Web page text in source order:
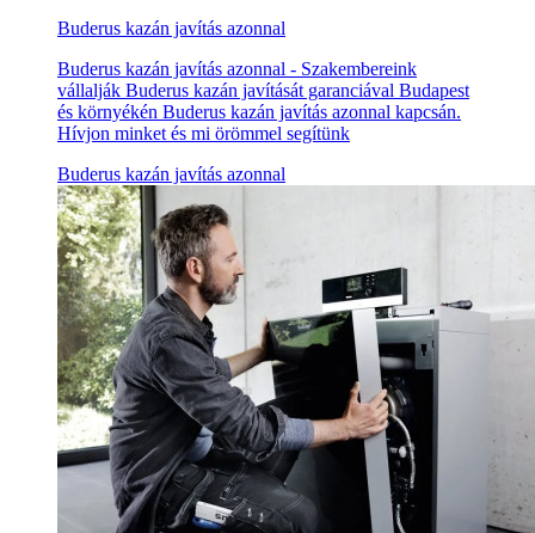
Buderus kazán javítás azonnal
Buderus kazán javítás azonnal - Szakembereink
vállalják Buderus kazán javítását garanciával Budapest
és környékén Buderus kazán javítás azonnal kapcsán.
Hívjon minket és mi örömmel segítünk
Buderus kazán javítás azonnal